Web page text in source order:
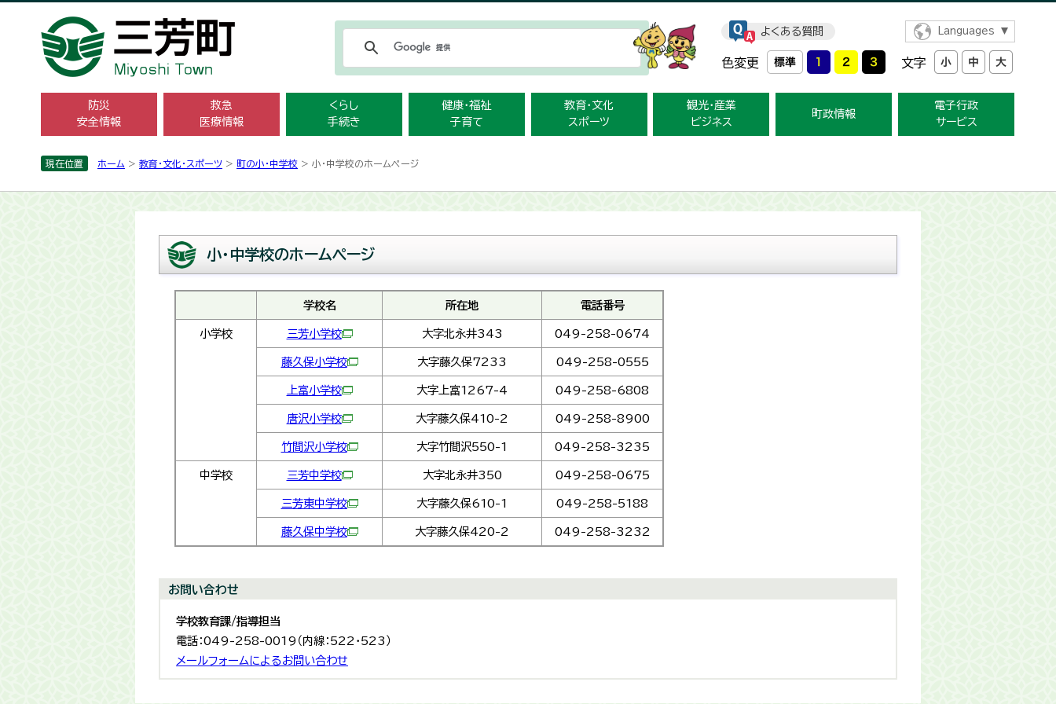
よくある質問 Languages
色変更 文字
防災
安全情報
救急
医療情報
くらし
手続き
健康・福祉
子育て
教育・文化
スポーツ
観光・産業
ビジネス
町政情報
電子行政
サービス
現在位置 ホーム > 教育・文化・スポーツ > 町の小・中学校 > 小・中学校のホームページ
小・中学校のホームページ
学校名 所在地 電話番号
小学校 三芳小学校 大字北永井343 049-258-0674
藤久保小学校 大字藤久保7233 049-258-0555
上富小学校 大字上富1267-4 049-258-6808
唐沢小学校 大字藤久保410-2 049-258-8900
竹間沢小学校 大字竹間沢550-1 049-258-3235
中学校 三芳中学校 大字北永井350 049-258-0675
三芳東中学校 大字藤久保610-1 049-258-5188
藤久保中学校 大字藤久保420-2 049-258-3232
お問い合わせ
学校教育課/指導担当
電話：049-258-0019（内線：522・523）
メールフォームによるお問い合わせ